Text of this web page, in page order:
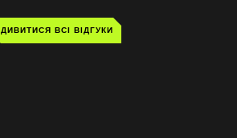
ДИВИТИСЯ ВСІ ВІДГУКИ